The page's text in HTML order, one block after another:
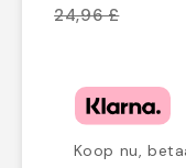
24,96 £
Koop nu,